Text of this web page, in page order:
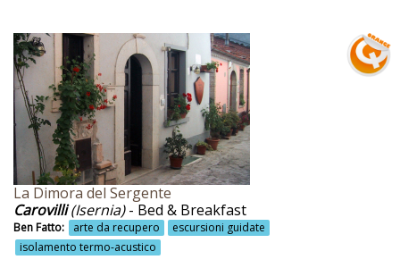
Latte e formaggi biologici
Lavorazione latte
Le Capanne
Le Terre di Isa
Leaf peeping
Lecce
Legno naturale
La Dimora del Sergente
Carovilli(Isernia)- Bed & Breakfast
Ben Fatto: arte da recupero
escursioni guidate
isolamento termo-acustico